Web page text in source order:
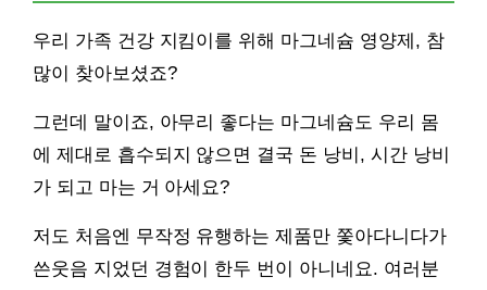
우리 가족 건강 지킴이를 위해 마그네슘 영양제, 참
많이 찾아보셨죠?
그런데 말이죠, 아무리 좋다는 마그네슘도 우리 몸
에 제대로 흡수되지 않으면 결국 돈 낭비, 시간 낭비
가 되고 마는 거 아세요?
저도 처음엔 무작정 유행하는 제품만 쫓아다니다가
쓴웃음 지었던 경험이 한두 번이 아니네요. 여러분